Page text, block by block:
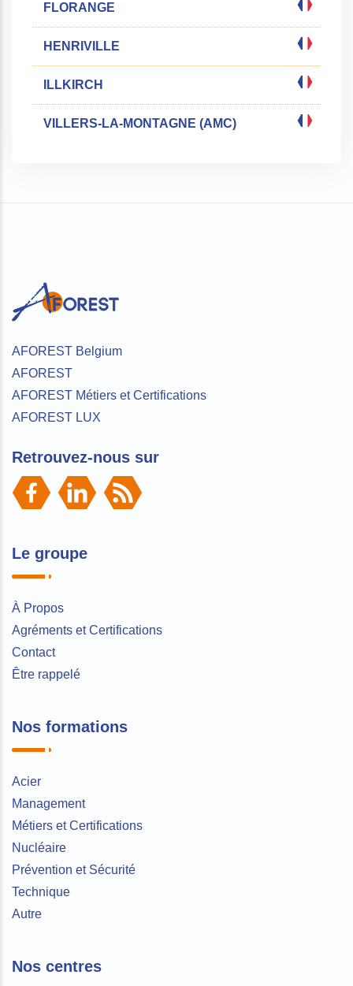
FLORANGE
HENRIVILLE
ILLKIRCH
VILLERS-LA-MONTAGNE (AMC)
AFOREST Belgium
AFOREST
AFOREST Métiers et Certifications
AFOREST LUX
Retrouvez-nous sur
Le groupe
À Propos
Agréments et Certifications
Contact
Être rappelé
Nos formations
Acier
Management
Métiers et Certifications
Nucléaire
Prévention et Sécurité
Technique
Autre
Nos centres